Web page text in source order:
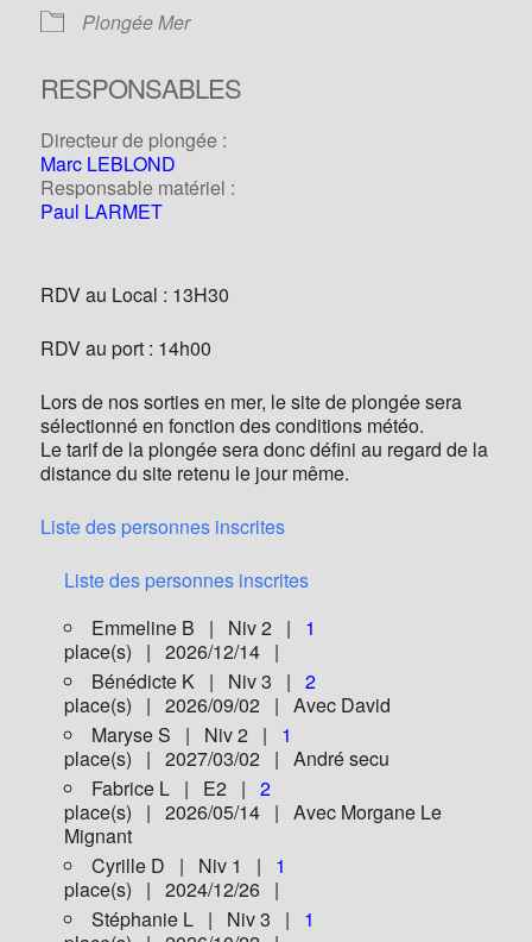
Plongée Mer
RESPONSABLES
Directeur de plongée :
Marc LEBLOND
Responsable matériel :
Paul LARMET
RDV au Local : 13H30
RDV au port : 14h00
Lors de nos sorties en mer, le site de plongée sera
sélectionné en fonction des conditions météo.
Le tarif de la plongée sera donc défini au regard de la
distance du site retenu le jour même.
Liste des personnes inscrites
Liste des personnes inscrites
Emmeline B | Niv 2 | 1
place(s) | 2026/12/14 |
Bénédicte K | Niv 3 |2
place(s) | 2026/09/02 | Avec David
Maryse S | Niv 2 | 1
place(s) | 2027/03/02 | André secu
Fabrice L | E2 |2
place(s) | 2026/05/14 | Avec Morgane Le
Mignant
Cyrille D | Niv 1 | 1
place(s) | 2024/12/26 |
Stéphanie L | Niv 3 | 1